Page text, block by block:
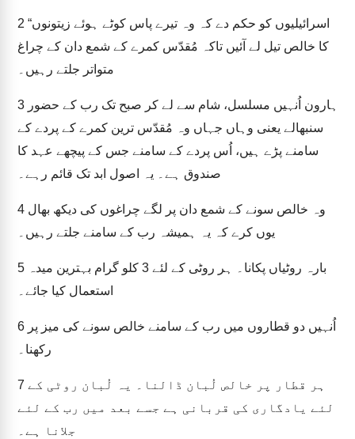
2 “اسرائیلیوں کو حکم دے کہ وہ تیرے پاس کوٹے ہوئے زیتونوں
کا خالص تیل لے آئیں تاکہ مُقدّس کمرے کے شمع دان کے چراغ
متواتر جلتے رہیں۔
3
سنبھالے یعنی وہاں جہاں وہ مُقدّس ترین کمرے کے پردے کے
سامنے پڑے ہیں، اُس پردے کے سامنے جس کے پیچھے عہد کا
صندوق ہے۔ یہ اصول ابد تک قائم رہے۔
4
یوں کرے کہ یہ ہمیشہ رب کے سامنے جلتے رہیں۔
5
استعمال کیا جائے۔
6
رکھنا۔
7
لئے یادگاری کی قربانی ہے جسے بعد میں رب کے لئے
جلانا ہے۔